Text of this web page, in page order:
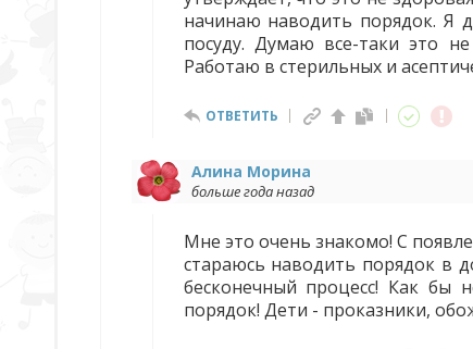
начинаю наводить порядок. Я
посуду. Думаю все-таки это
Работаю в стерильных и
ОТВЕТИТЬ
Алина Морина
больше года назад
Мне это очень знакомо! С
стараюсь наводить порядок в
бесконечный процесс! Как бы
порядок! Дети - проказники,